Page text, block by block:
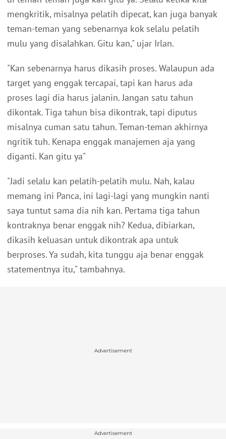
mengkritik, misalnya pelatih dipecat, kan juga banyak
teman-teman yang sebenarnya kok selalu pelatih
mulu yang disalahkan. Gitu kan," ujar Irlan.
"Kan sebenarnya harus dikasih proses. Walaupun ada
target yang enggak tercapai, tapi kan harus ada
proses lagi dia harus jalanin. Jangan satu tahun
dikontak. Tiga tahun bisa dikontrak, tapi diputus
misalnya cuman satu tahun. Teman-teman akhirnya
ngritik tuh. Kenapa enggak manajemen aja yang
diganti. Kan gitu ya"
"Jadi selalu kan pelatih-pelatih mulu. Nah, kalau
memang ini Panca, ini lagi-lagi yang mungkin nanti
saya tuntut sama dia nih kan. Pertama tiga tahun
kontraknya benar enggak nih? Kedua, dibiarkan,
dikasih keluasan untuk dikontrak apa untuk
berproses. Ya sudah, kita tunggu aja benar enggak
statementnya itu," tambahnya.
Advertisement
Advertisement